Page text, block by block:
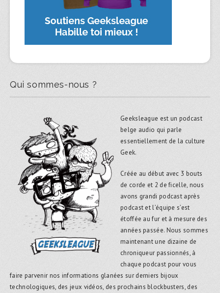
Qui sommes-nous ?
Geeksleague est un podcast
belge audio qui parle
essentiellement de la culture
Geek.
Créée au début avec 3 bouts
de corde et 2 de ficelle, nous
avons grandi podcast après
podcast et l’équipe s’est
étoffée au fur et à mesure des
années passée. Nous sommes
maintenant une dizaine de
chroniqueur passionnés, à
chaque podcast pour vous
faire parvenir nos informations glanées sur derniers bijoux
technologiques, des jeux vidéos, des prochains blockbusters, des